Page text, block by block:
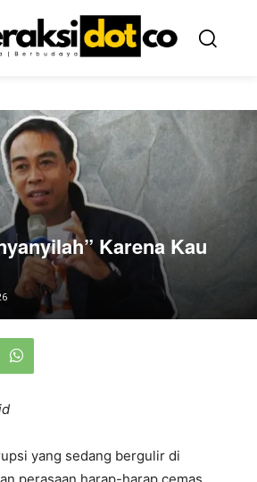
Karena Kau
yang sedang bergulir di
perasaan harap-harap cemas.